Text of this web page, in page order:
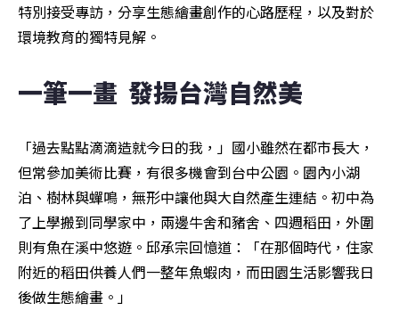
特別接受專訪，分享生態繪畫創作的心路歷程，以及對於
環境教育的獨特見解。
一筆一畫  發揚台灣自然美
「過去點點滴滴造就今日的我，」國小雖然在都市長大，
但常參加美術比賽，有很多機會到台中公園。園內小湖
泊、樹林與蟬鳴，無形中讓他與大自然產生連結。初中為
了上學搬到同學家中，兩邊牛舍和豬舍、四週稻田，外圍
則有魚在溪中悠遊。邱承宗回憶道：「在那個時代，住家
附近的稻田供養人們一整年魚蝦肉，而田園生活影響我日
後做生態繪畫。」